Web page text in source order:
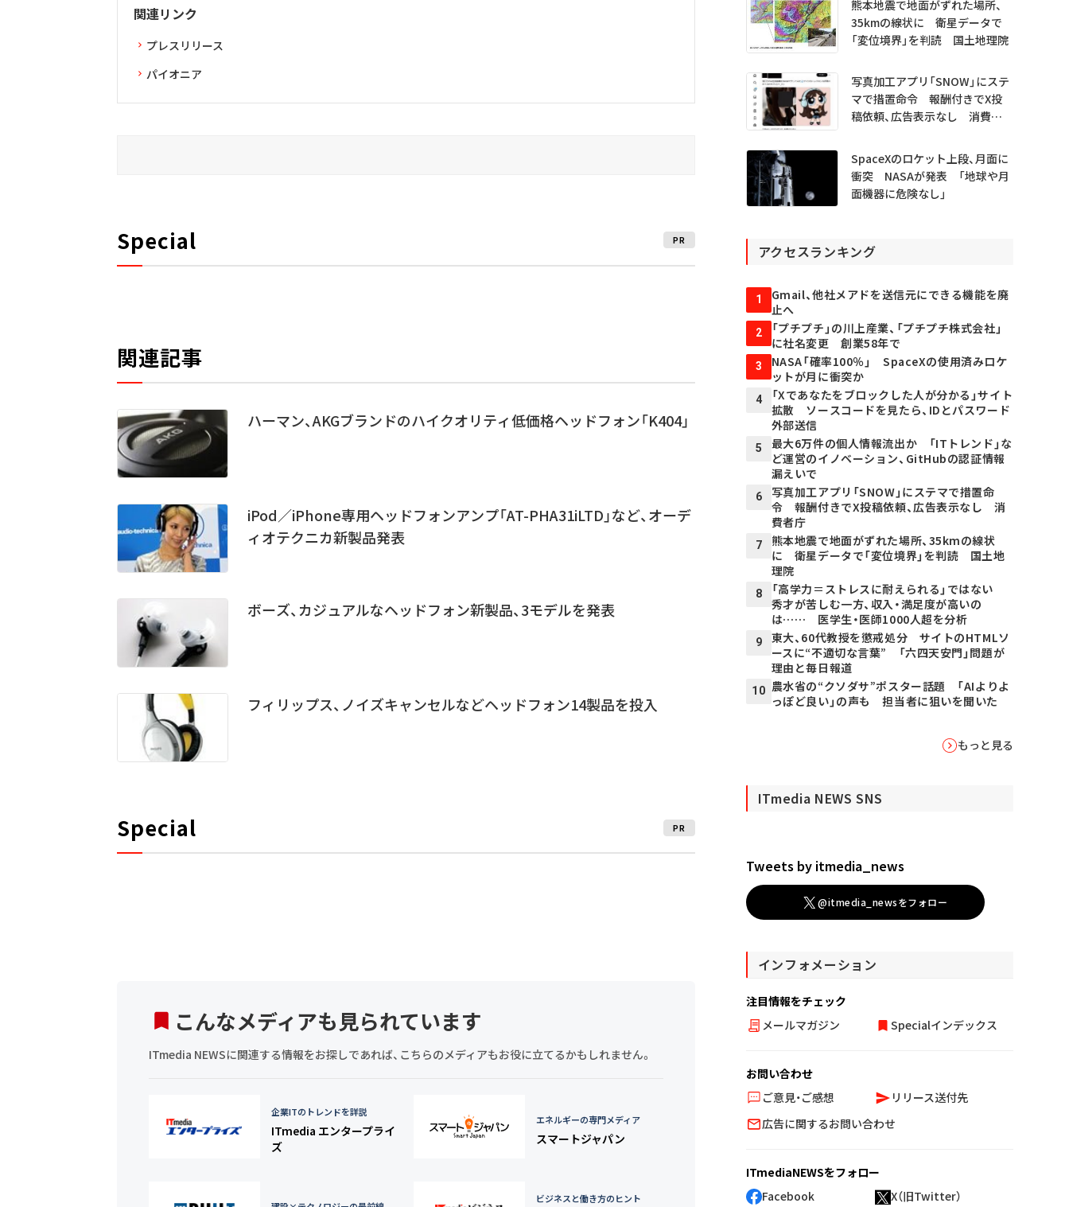
関連リンク
プレスリリース
パイオニア
Special PR
関連記事
ハーマン、AKGブランドのハイクオリティ低価格ヘッドフォン「K404」
iPod／iPhone専用ヘッドフォンアンプ「AT-PHA31iLTD」など、オーデ
ィオテクニカ新製品発表
ボーズ、カジュアルなヘッドフォン新製品、3モデルを発表
フィリップス、ノイズキャンセルなどヘッドフォン14製品を投入
Special PR
こんなメディアも見られています
ITmedia NEWSに関連する情報をお探しであれば、こちらのメディアもお役に立てるかもしれません。
企業ITのトレンドを詳説
ITmedia エンタープライ
ズ
エネルギーの専門メディア
スマートジャパン
ビジネスと働き方のヒント
熊本地震で地面がずれた場所、
35kmの線状に 衛星データで
「変位境界」を判読 国土地理院
写真加工アプリ「SNOW」にステ
マで措置命令 報酬付きでX投
稿依頼、広告表示なし 消費者
SpaceXのロケット上段、月面に
衝突 NASAが発表 「地球や月
面機器に危険なし」
アクセスランキング
1
Gmail、他社メアドを送信元にできる機能を廃
止へ
2
「プチプチ」の川上産業、「プチプチ株式会社」
に社名変更 創業58年で
3
NASA「確率100％」 SpaceXの使用済みロケ
ットが月に衝突か
4
「Xであなたをブロックした人が分かる」サイト
拡散 ソースコードを見たら、IDとパスワード
外部送信
5
最大6万件の個人情報流出か 「ITトレンド」な
ど運営のイノベーション、GitHubの認証情報
漏えいで
6
写真加工アプリ「SNOW」にステマで措置命
令 報酬付きでX投稿依頼、広告表示なし 消
費者庁
7
熊本地震で地面がずれた場所、35kmの線状
に 衛星データで「変位境界」を判読 国土地
理院
8
「高学力＝ストレスに耐えられる」ではない
秀才が苦しむ一方、収入・満足度が高いの
は…… 医学生・医師1000人超を分析
9
東大、60代教授を懲戒処分 サイトのHTMLソ
ースに“不適切な言葉” 「六四天安門」問題が
理由と毎日報道
10 農水省の“クソダサ”ポスター話題 「AIよりよ
っぽど良い」の声も 担当者に狙いを聞いた
もっと見る
ITmedia NEWS SNS
Tweets by itmedia_news
@itmedia_newsをフォロー
インフォメーション
注目情報をチェック
メールマガジン
Specialインデックス
お問い合わせ
ご意見・ご感想
リリース送付先
広告に関するお問い合わせ
ITmediaNEWSをフォロー
Facebook
X（旧Twitter）